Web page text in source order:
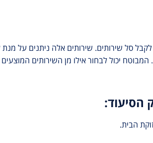
לקבל סל שירותים. שירותים אלה ניתנים על
יכול לבחור אילו מן השירותים
הסיעוד:
הבית.